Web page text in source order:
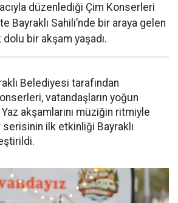
düzenlediği Çim Konserleri
Bayraklı Sahili’nde bir araya gelen
bir akşam yaşadı.
Belediyesi tarafından
vatandaşların yoğun
Yaz akşamlarını müziğin ritmiyle
ilk etkinliği Bayraklı